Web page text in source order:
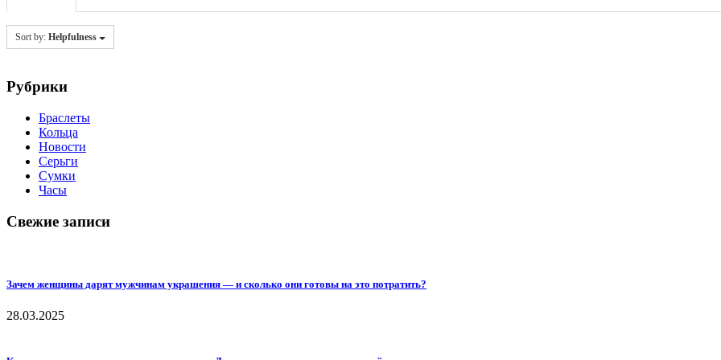
Sort by: Helpfulness
Рубрики
Браслеты
Кольца
Новости
Серьги
Сумки
Часы
Свежие записи
Зачем женщины дарят мужчинам украшения — и сколько они готовы на это потратить?
28.03.2025